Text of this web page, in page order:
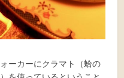
ーカーにクラマト（蛤の